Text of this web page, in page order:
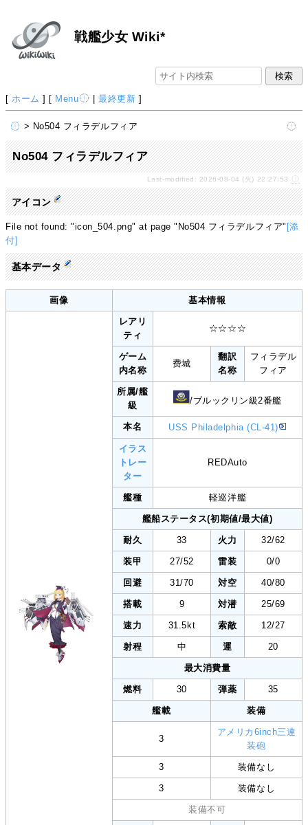
戦艦少女 Wiki*
[ ホーム ] [ Menu |最終更新 ]
> No504 フィラデルフィア
No504 フィラデルフィア
Last-modified: 2026-08-04 (火) 22:27:53
アイコン
File not found: "icon_504.png" at page "No504 フィラデルフィア" [添
付]
基本データ
画像 基本情報
レアリ
ティ
☆☆☆☆
ゲーム
内名称
费城
翻訳
名称
フィラデル
フィア
所属/艦
級
/ブルックリン級2番艦
本名 USS Philadelphia ​(CL-41)
イラス
トレー
ター
REDAuto
艦種 軽巡洋艦
艦船ステータス(初期値/最大値)
耐久 33 火力 32/62
装甲 27/52 雷装 0/0
回避 31/70 対空 40/80
搭載 9 対潜 25/69
速力 31.5kt 索敵 12/27
射程 中 運 20
最大消費量
燃料 30 弾薬 35
艦載 装備
3
アメリカ6inch三連
装砲
3 装備なし
3 装備なし
装備不可